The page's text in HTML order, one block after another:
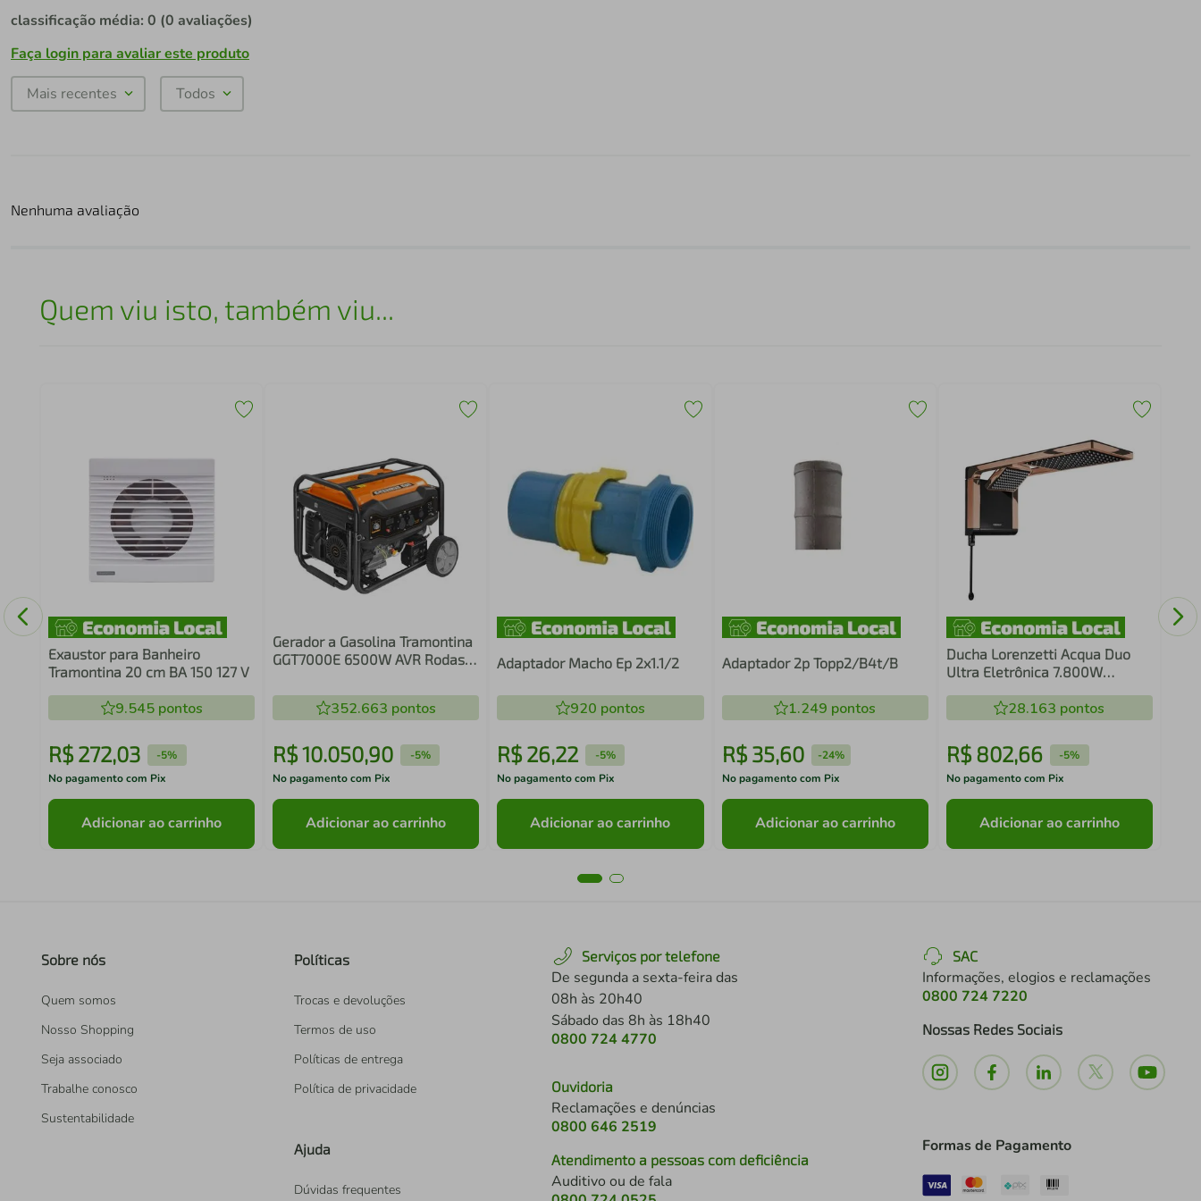
classificação média: 0 (0 avaliações)
Faça login para avaliar este produto
Mais recentes Todos
Nenhuma avaliação
Quem viu isto, também viu...
Exaustor para Banheiro
Tramontina 20 cm BA 150 127 V
9.545pontos
R$ 272,03 -5%
No pagamento com Pix
Adicionar ao carrinho
Gerador a Gasolina Tramontina
GGT7000E 6500W AVR Rodas
352.663 pontos
R$10.050,90 -5%
No pagamento com Pix
Adicionar ao carrinho
Adaptador Macho Ep 2x1.1/2
920 pontos
R$26,22 -5%
No pagamento com Pix
Adicionar ao carrinho
Adaptador 2p Topp2/B4t/B
1.249 pontos
R$ 35,60 -24%
No pagamento com Pix
Adicionar ao carrinho
Ducha Lorenzetti Acqua Duo
Ultra Eletrônica 7.800W
28.163 pontos
R$ 802,66 -5%
No pagamento com Pix
Adicionar ao carrinho
Sobre nós
Quem somos
Nosso Shopping
Seja associado
Trabalhe conosco
Sustentabilidade
Políticas
Trocas e devoluções
Termos de uso
Políticas de entrega
Política de privacidade
Ajuda
Dúvidas frequentes
Serviços por telefone
De segunda a sexta-feira das
08h às 20h40
Sábado das 8h às 18h40
0800 724 4770
Ouvidoria
Reclamações e denúncias
0800 646 2519
Atendimento a pessoas com deficiência
Auditivo ou de fala
SAC
Informações, elogios e reclamações
0800 724 7220
Nossas Redes Sociais
Formas de Pagamento